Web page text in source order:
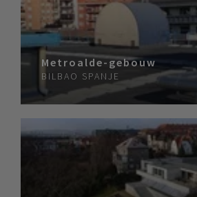
Metroalde-gebouw
BILBAO SPANJE